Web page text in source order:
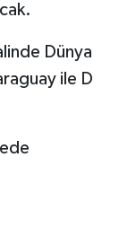
Dünya
ile D